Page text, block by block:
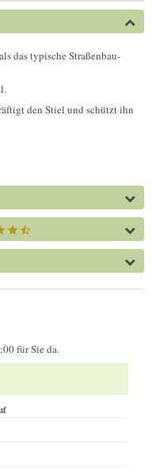
das typische Straßenbau-
den Stiel und schützt ihn
für Sie da.